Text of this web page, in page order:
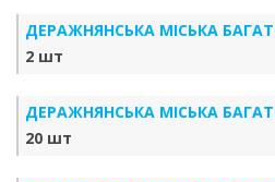
ДЕРАЖНЯНСЬКА МІСЬКА
2 шт
ДЕРАЖНЯНСЬКА МІСЬКА
20 шт